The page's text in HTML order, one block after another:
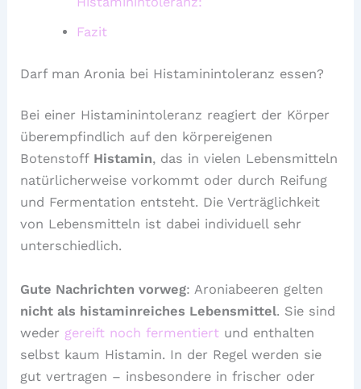
Fazit
Darf man Aronia bei Histaminintoleranz essen?
Bei einer Histaminintoleranz reagiert der Körper
überempfindlich auf den körpereigenen
Botenstoff Histamin, das in vielen Lebensmitteln
natürlicherweise vorkommt oder durch Reifung
und Fermentation entsteht. Die Verträglichkeit
von Lebensmitteln ist dabei individuell sehr
unterschiedlich.
Gute Nachrichten vorweg: Aroniabeeren gelten
nicht als histaminreiches Lebensmittel. Sie sind
weder gereift noch fermentiert und enthalten
selbst kaum Histamin. In der Regel werden sie
gut vertragen – insbesondere in frischer oder